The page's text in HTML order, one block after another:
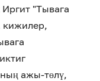
"Тывага
кижилер,
ажы-төлү,